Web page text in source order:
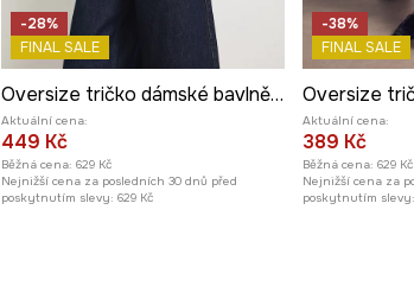
-28%
FINAL SALE
Oversize tričko dámské bavlněné z kolekce Kit Mizeres x Medicine
Aktuální cena:
449 Kč
Běžná cena: 629 Kč
Nejnižší cena za posledních 30 dnů před
poskytnutím slevy: 629 Kč
-38%
FINAL SALE
Aktuální cena:
389 Kč
Běžná cena: 629 Kč
Nejnižší cena za
poskytnutím slevy: